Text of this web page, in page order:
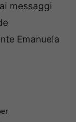
messaggi
Emanuela